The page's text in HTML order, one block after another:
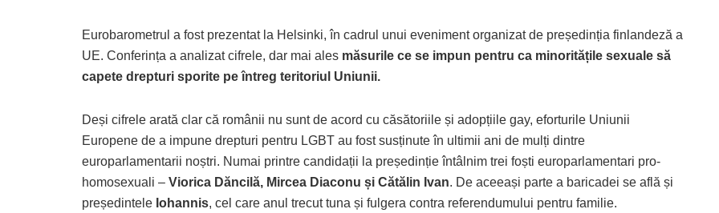
Eurobarometrul a fost prezentat la Helsinki, în cadrul unui eveniment organizat de președinția finlandeză a
UE. Conferința a analizat cifrele, dar mai ales măsurile ce se impun pentru ca minoritățile sexuale să
capete drepturi sporite pe întreg teritoriul Uniunii.
Deși cifrele arată clar că românii nu sunt de acord cu căsătoriile și adopțiile gay, eforturile Uniunii
Europene de a impune drepturi pentru LGBT au fost susținute în ultimii ani de mulți dintre
europarlamentarii noștri. Numai printre candidații la președinție întâlnim trei foști europarlamentari pro-
homosexuali – Viorica Dăncilă, Mircea Diaconu și Cătălin Ivan. De aceeași parte a baricadei se află și
președintele Iohannis, cel care anul trecut tuna și fulgera contra referendumului pentru familie.